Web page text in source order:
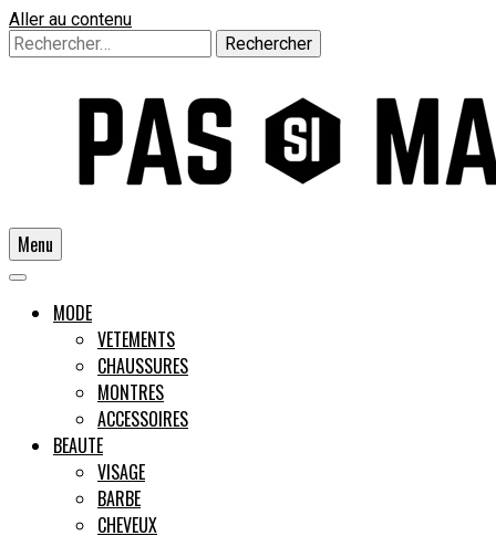
Aller au contenu
Rechercher :
Pas si
Un guide pour l'homme moderne
Menu
MODE
VETEMENTS
CHAUSSURES
MONTRES
ACCESSOIRES
BEAUTE
VISAGE
BARBE
CHEVEUX